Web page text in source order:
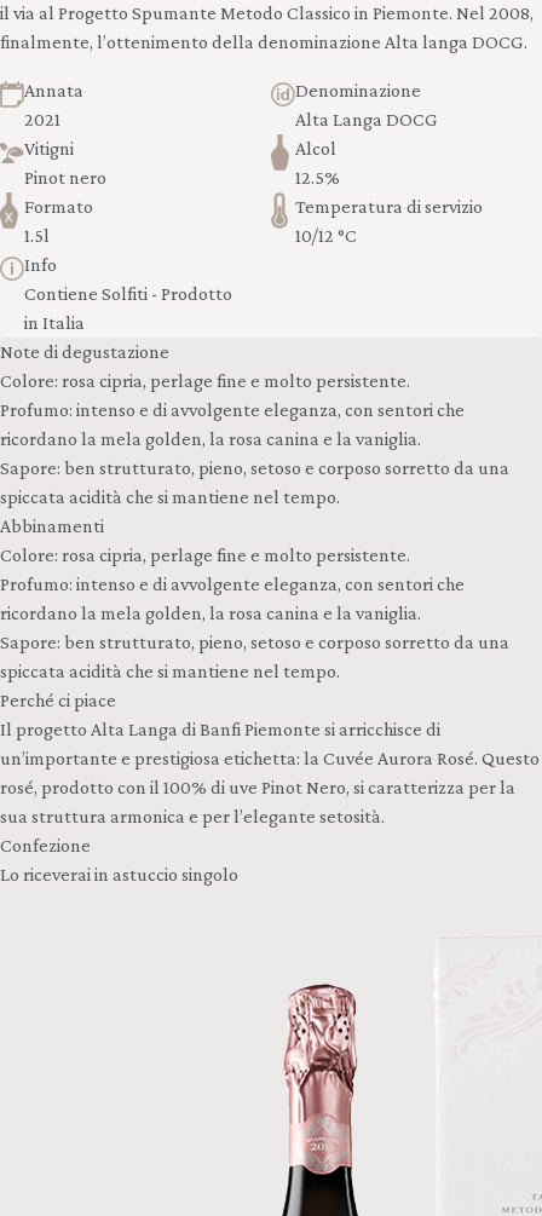
il via al Progetto Spumante Metodo Classico in Piemonte. Nel 2008,
finalmente, l’ottenimento della denominazione Alta langa DOCG.
Annata
2021
Denominazione
Alta Langa DOCG
Vitigni
Pinot nero
Alcol
12.5%
Formato
1.5l
Temperatura di servizio
10/12 °C
Info
Contiene Solfiti - Prodotto
in Italia
Note di degustazione
Colore: rosa cipria, perlage fine e molto persistente.
Profumo: intenso e di avvolgente eleganza, con sentori che
ricordano la mela golden, la rosa canina e la vaniglia.
Sapore: ben strutturato, pieno, setoso e corposo sorretto da una
spiccata acidità che si mantiene nel tempo.
Abbinamenti
Colore: rosa cipria, perlage fine e molto persistente.
Profumo: intenso e di avvolgente eleganza, con sentori che
ricordano la mela golden, la rosa canina e la vaniglia.
Sapore: ben strutturato, pieno, setoso e corposo sorretto da una
spiccata acidità che si mantiene nel tempo.
Perché ci piace
Il progetto Alta Langa di Banfi Piemonte si arricchisce di
un’importante e prestigiosa etichetta: la Cuvée Aurora Rosé. Questo
rosé, prodotto con il 100% di uve Pinot Nero, si caratterizza per la
sua struttura armonica e per l’elegante setosità.
Confezione
Lo riceverai in astuccio singolo